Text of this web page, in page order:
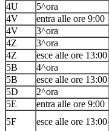
4U
5^ora
4V
entra alle ore 9:00
4V
3^ora
4Z
3^ora
4Z
esce alle ore 13:00
5B
4^ora
5B
esce alle ore 13:00
5D
2^ora
5E
entra alle ore 9:00
5F
esce alle ore 13:00